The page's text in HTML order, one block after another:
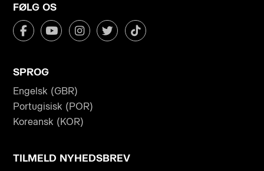
FØLG OS
SPROG
Engelsk (GBR)
Portugisisk (POR)
Koreansk (KOR)
TILMELD NYHEDSBREV